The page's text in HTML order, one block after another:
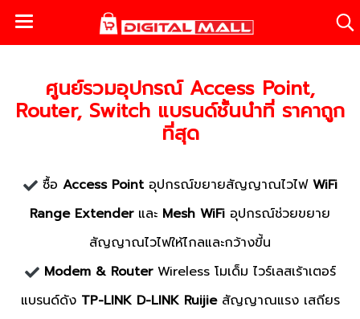
ศูนย์รวมอุปกรณ์ Access Point,
Router, Switch แบรนด์ชั้นนําที่ ราคาถูก
ที่สุด
ซื้อ Access Pointอุปกรณ์ขยายสัญญาณไวไฟ WiFi
Range Extenderและ Mesh WiFi อุปกรณ์ช่วยขยาย
สัญญาณไวไฟให้ไกลและกว้างขี้น
Modem & RouterWireless โมเด็ม ไวร์เลสเร้าเตอร์
แบรนด์ดัง TP-LINK D-LINK Ruijieสัญญาณแรง เสถียร